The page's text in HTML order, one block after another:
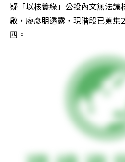
疑「以核養綠」公投內文無法讓
啟，廖彥朋透露，現階段已蒐集
四。